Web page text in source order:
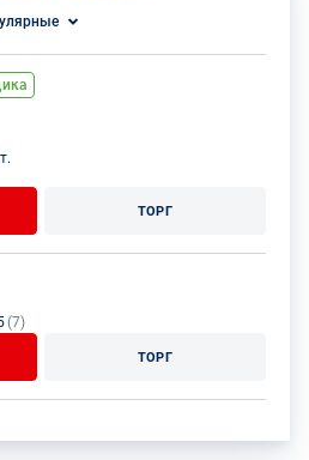
ТОРГ
(7)
ТОРГ